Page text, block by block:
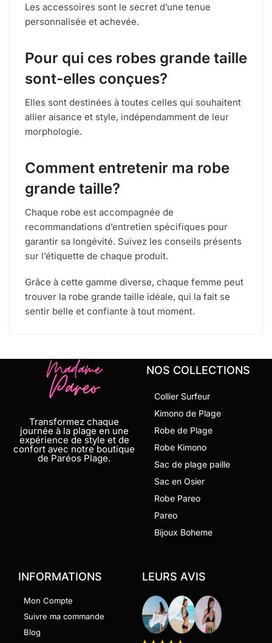
Les accessoires sont le secret d’une tenue
personnalisée et achevée.
Pour qui ces robes grande taille
sont-elles conçues?
Elles sont destinées à toutes celles qui souhaitent
allier aisance et style, indépendamment de leur
morphologie.
Comment entretenir ma robe
grande taille?
Chaque robe est accompagnée de
recommandations d’entretien spécifiques pour
garantir sa longévité. Suivez les conseils présents
sur l’étiquette de chaque produit.
Grâce à cette gamme diverse, chaque femme peut
trouver la robe grande taille idéale, qui la fait se
sentir belle et confiante à tout moment.
Transformez chaque
journée à la plage en une
expérience de style et de
confort avec notre boutique
de Paréos Plage.
NOS COLLECTIONS
Collier Surfeur
Kimono de Plage
Robe de Plage
Robe Kimono
Sac de plage paille
Sac en Osier
Robe Pareo
Pareo
Bijoux Boheme
INFORMATIONS
Mon Compte
Suivre ma commande
Blog
LEURS AVIS